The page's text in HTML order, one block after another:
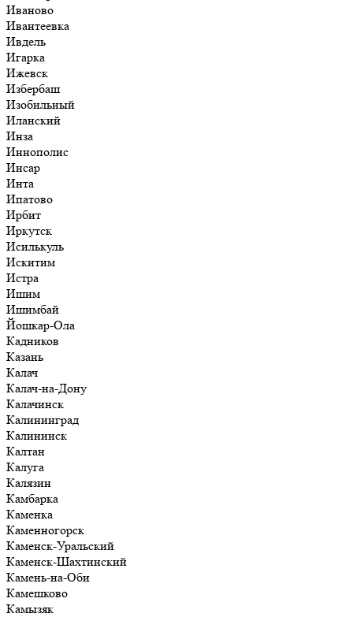
Иваново
Ивантеевка
Ивдель
Игарка
Ижевск
Избербаш
Изобильный
Иланский
Инза
Иннополис
Инсар
Инта
Ипатово
Ирбит
Иркутск
Исилькуль
Искитим
Истра
Ишим
Ишимбай
Йошкар-Ола
Кадников
Казань
Калач
Калач-на-Дону
Калачинск
Калининград
Калининск
Калтан
Калуга
Калязин
Камбарка
Каменка
Каменногорск
Каменск-Уральский
Каменск-Шахтинский
Камень-на-Оби
Камешково
Камызяк